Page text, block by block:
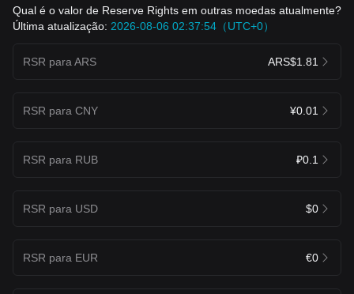
Qual é o valor de Reserve Rights em outras moedas atualmente?
Última atualização: 2026-08-06 02:37:54（UTC+0）
RSR para ARS ARS$1.81
RSR para CNY ¥0.01
RSR para RUB ₽0.1
RSR para USD $0
RSR para EUR €0